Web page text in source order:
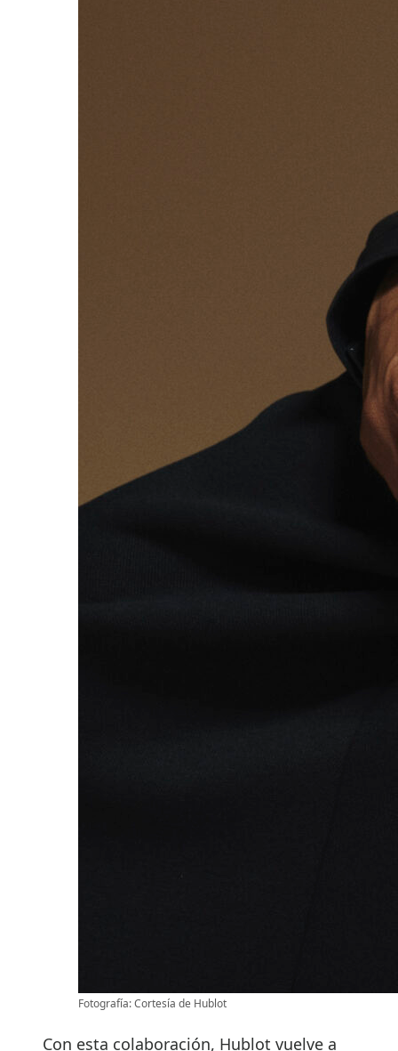
Fotografía: Cortesía de Hublot
Con esta colaboración, Hublot vuelve a